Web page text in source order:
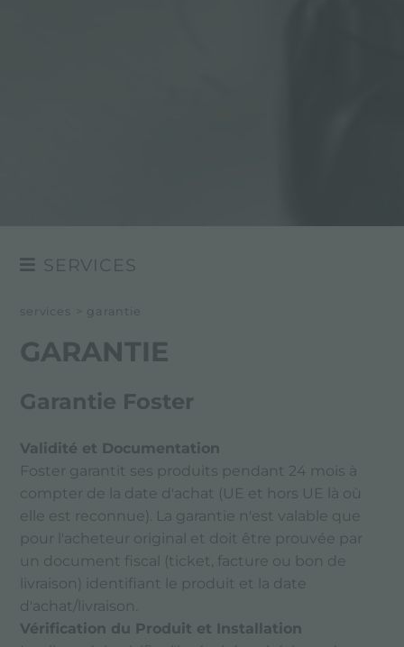
SERVICES
CONSEILS POUR L’ENTRETIEN
services > garantie
GARANTIE
Garantie Foster
Validité et Documentation
Foster garantit ses produits pendant 24 mois à
compter de la date d'achat (UE et hors UE là où
elle est reconnue). La garantie n'est valable que
pour l'acheteur original et doit être prouvée par
un document fiscal (ticket, facture ou bon de
livraison) identifiant le produit et la date
d'achat/livraison.
Vérification du Produit et Installation